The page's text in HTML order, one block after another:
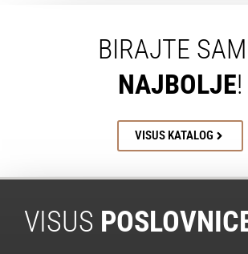
BIRAJTE
NAJBOLJE!
VISUS KATALOG
VISUS